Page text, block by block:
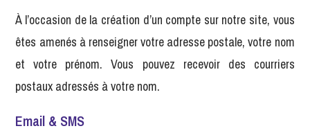
À l’occasion de la création d’un compte sur notre site, vous
êtes amenés à renseigner votre adresse postale, votre nom
et votre prénom. Vous pouvez recevoir des courriers
postaux adressés à votre nom.
Email & SMS